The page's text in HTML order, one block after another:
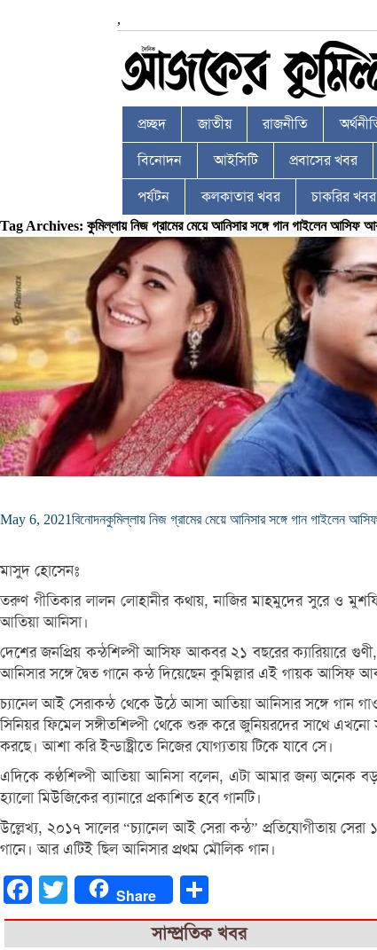
,
প্রচ্ছদ জাতীয় রাজনীতি
বিনোদন আইসিটি প্রবাসের খবর
পর্যটন কলকাতার খবর চাকরির খবর
Tag Archives: কুমিল্লায় নিজ গ্রামের মেয়ে আনিসার সঙ্গে গান গাইলেন আসিফ
May 6, 2021বিনোদনকুমিল্লায় নিজ গ্রামের মেয়ে আনিসার সঙ্গে গান গাইলেন
মাসুদ হোসেনঃ
তরুণ গীতিকার লালন লোহানীর কথায়, নাজির মাহমুদের সুরে ও
আতিয়া আনিসা।
দেশের জনপ্রিয় কন্ঠশিল্পী আসিফ আকবর ২১ বছরের ক্যারিয়ারে
আনিসার সঙ্গে দ্বৈত গানে কন্ঠ দিয়েছেন কুমিল্লার এই গায়ক আসিফ
চ্যানেল আই সেরাকন্ঠ থেকে উঠে আসা আতিয়া আনিসার সঙ্গে গান
সিনিয়র ফিমেল সঙ্গীতশিল্পী থেকে শুরু করে জুনিয়রদের সাথে এখনো
করছে। আশা করি ইন্ডাষ্ট্রীতে নিজের যোগ্যতায় টিকে যাবে সে।
এদিকে কণ্ঠশিল্পী আতিয়া আনিসা বলেন, এটা আমার জন্য অনেক
হ্যালো মিউজিকের ব্যানারে প্রকাশিত হবে গানটি।
উল্লেখ্য, ২০১৭ সালের “চ্যানেল আই সেরা কন্ঠ” প্রতিযোগীতায়
গানে। আর এটিই ছিল আনিসার প্রথম মৌলিক গান।
FacebookTwitter Share
সাম্প্রতিক খবর